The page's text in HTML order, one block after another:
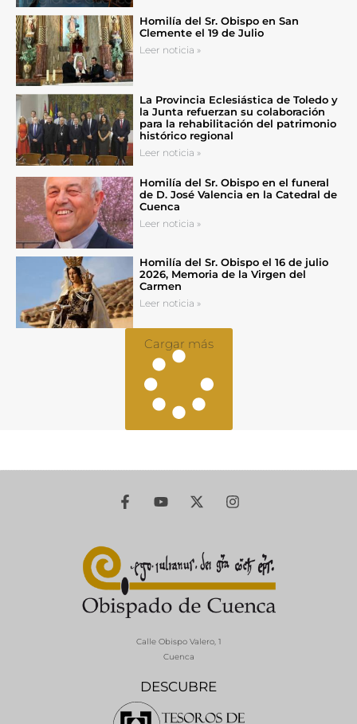
Homilía del Sr. Obispo en San
Clemente el 19 de Julio
Leer noticia »
La Provincia Eclesiástica de Toledo y
la Junta refuerzan su colaboración
para la rehabilitación del patrimonio
histórico regional
Leer noticia »
Homilía del Sr. Obispo en el funeral
de D. José Valencia en la Catedral de
Cuenca
Leer noticia »
Homilía del Sr. Obispo el 16 de julio
2026, Memoria de la Virgen del
Carmen
Leer noticia »
Cargar más
DESCUBRE
Calle Obispo Valero, 1
Cuenca